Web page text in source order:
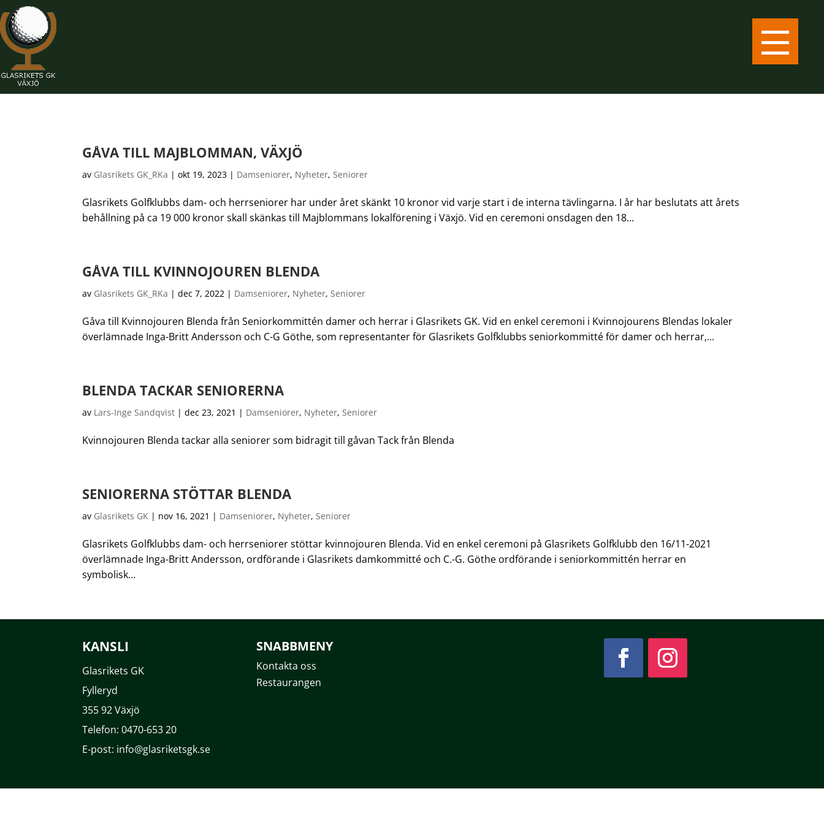
GÅVA TILL MAJBLOMMAN, VÄXJÖ
av Glasrikets GK_RKa |okt 19, 2023 | Damseniorer, Nyheter,Seniorer
Glasrikets Golfklubbs dam- och herrseniorer har under året skänkt 10 kronor vid varje start i de interna tävlingarna. I år har beslutats att årets
behållning på ca 19 000 kronor skall skänkas till Majblommans lokalförening i Växjö. Vid en ceremoni onsdagen den 18...
GÅVA TILL KVINNOJOUREN BLENDA
av Glasrikets GK_RKa |dec 7, 2022 | Damseniorer, Nyheter,Seniorer
Gåva till Kvinnojouren Blenda från Seniorkommittén damer och herrar i Glasrikets GK. Vid en enkel ceremoni i Kvinnojourens Blendas lokaler
överlämnade Inga-Britt Andersson och C-G Göthe, som representanter för Glasrikets Golfklubbs seniorkommitté för damer och herrar,...
BLENDA TACKAR SENIORERNA
av Lars-Inge Sandqvist |dec 23, 2021 | Damseniorer, Nyheter,Seniorer
Kvinnojouren Blenda tackar alla seniorer som bidragit till gåvan Tack från Blenda
SENIORERNA STÖTTAR BLENDA
av Glasrikets GK | nov 16, 2021 | Damseniorer, Nyheter,Seniorer
Glasrikets Golfklubbs dam- och herrseniorer stöttar kvinnojouren Blenda. Vid en enkel ceremoni på Glasrikets Golfklubb den 16/11-2021
överlämnade Inga-Britt Andersson, ordförande i Glasrikets damkommitté och C.-G. Göthe ordförande i seniorkommittén herrar en
symbolisk...
KANSLI
Glasrikets GK
Fylleryd
355 92 Växjö
Telefon: 0470-653 20
E-post: info@glasriketsgk.se
SNABBMENY
Kontakta oss
Restaurangen